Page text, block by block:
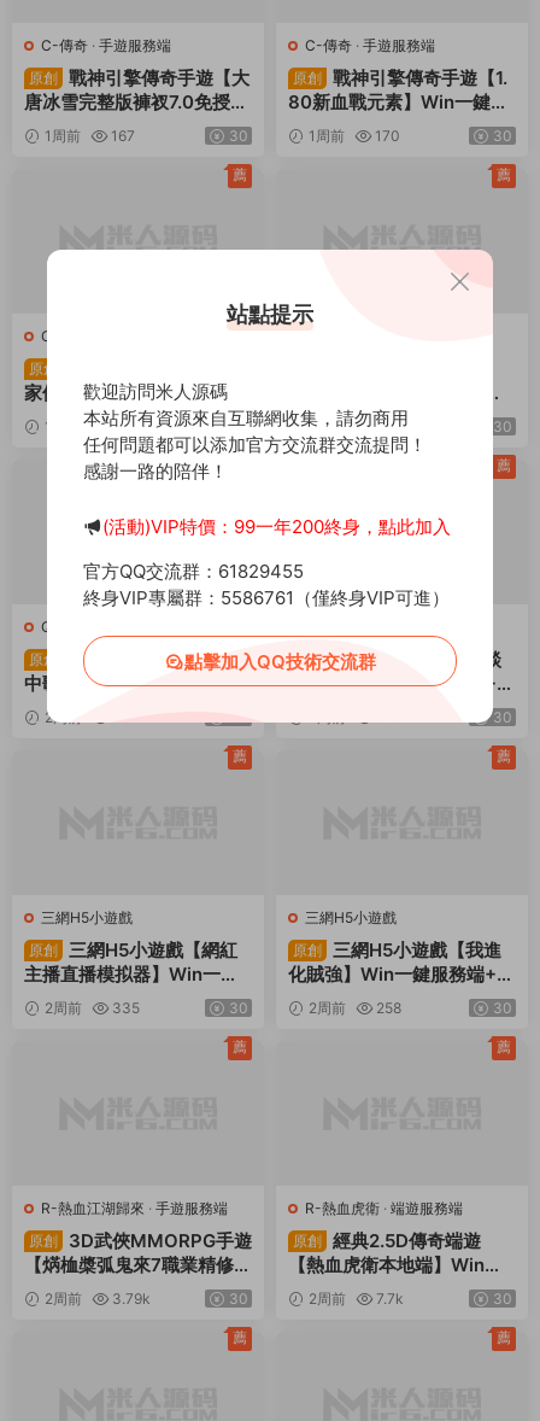
C-傳奇 · 手遊服務端
原創
戰神引擎傳奇手遊【大
唐冰雪完整版褲衩7.0免授
權】Win一鍵服務端+GM授
權後台+安卓蘋果雙端+視頻
1周前 167 30
C-傳奇 · 手遊服務端
原創
戰神引擎傳奇手遊【1.
80新血戰元素】Win一鍵服
務端+安卓+GM授權物品後
台+視頻架設教程
1周前 170 30
C-傳奇
原創
家修複三職業歲月無限刀-白
豬3.0】Win一鍵服務端+安
卓蘋果雙端+GM授權後台
+視頻架設教程
1周前 140 30
薦
Z-醉西遊
【醉西遊本地端】Win一鍵
服務端+PC客戶端+GM後台
+視頻架設教程
2周前 2.49k 30
薦
Q-青雲戰歌
原創
唯美3D仙俠端遊【雲
中歌之青雲戰歌3D本地端】
Win一鍵服務端+PC客戶端+
GM工具+視頻架設教程
2周前
原創 三網H5小遊戲【怪談
研究所】Win一鍵服務端+Li
nux手工服務端+視頻架設教
程
30
薦
三網H5小遊戲
原創
三網H5小遊戲【網紅
主播直播模拟器】Win一鍵
服務端+Linux手工服務端
+視頻架設教程
2周前 335 30
薦
三網H5小遊戲
原創
三網H5小遊戲【我進
化賊強】Win一鍵服務端+Li
nux手工服務端+視頻架設教
程
2周前 258 30
薦
R-熱血江湖歸來 · 手遊服務端
原創
3D武俠MMORPG手遊
【焫桖槳弧鬼來7職業精修代
金券内購版】Linux手工服務
端+安卓蘋果雙端+CDK授權
2周前 3.79k 30
薦
R-熱血虎衛 · 端遊服務端
原創
經典2.5D傳奇端遊
【熱血虎衛本地端】Win一
鍵服務端+PC客戶端+視頻
架設教程
2周前 7.7k 30
薦
薦 薦
站點提示
歡迎訪問米人源碼
本站所有資源來自互聯網收集，請勿商用
任何問題都可以添加官方交流群交流提問！
感謝一路的陪伴！
(活動)VIP特價：99一年200終身，點此加入
官方QQ交流群：61829455
終身VIP專屬群：5586761（僅終身VIP可進）
點擊加入QQ技術交流群